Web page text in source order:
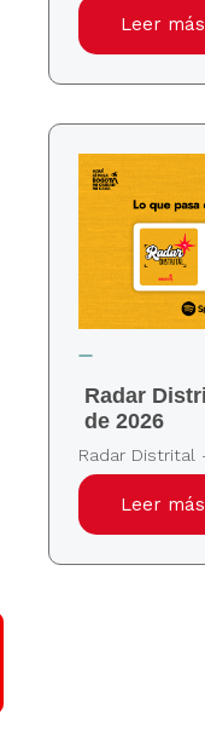
Leer más
Radar
de 2026
Radar Distrital
Leer más